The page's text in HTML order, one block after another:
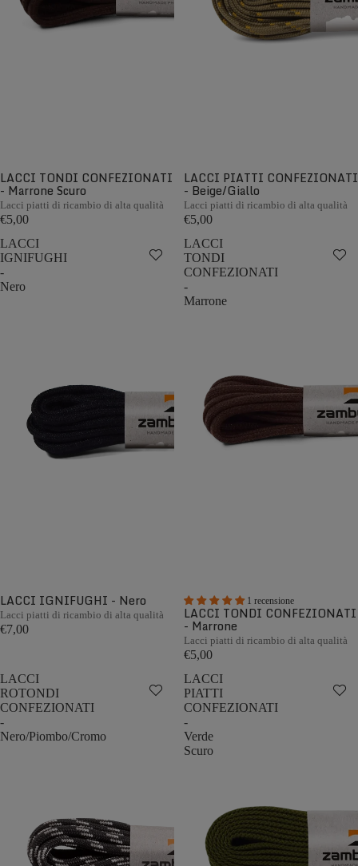
LACCI TONDI CONFEZIONATI
- Marrone Scuro
Lacci piatti di ricambio di alta qualità
€5,00
LACCI PIATTI CONFEZIONATI
- Beige/Giallo
Lacci piatti di ricambio di alta qualità
€5,00
LACCI
IGNIFUGHI
-
Nero
LACCI IGNIFUGHI - Nero
Lacci piatti di ricambio di alta qualità
€7,00
LACCI
TONDI
CONFEZIONATI
-
Marrone
1 recensione
LACCI TONDI CONFEZIONATI
- Marrone
Lacci piatti di ricambio di alta qualità
€5,00
LACCI
ROTONDI
CONFEZIONATI
-
Nero/Piombo/Cromo
LACCI
PIATTI
CONFEZIONATI
-
Verde
Scuro